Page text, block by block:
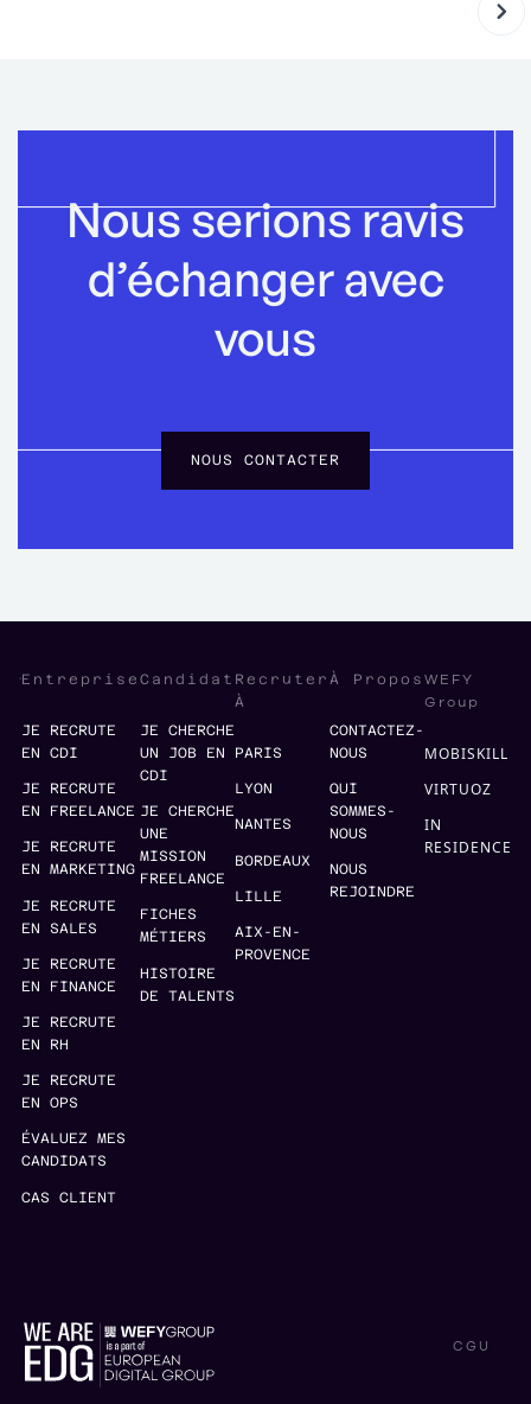
Nous serions ravis
d’échanger avec
vous
NOUS CONTACTER
Entreprise
JE RECRUTE
EN CDI
JE RECRUTE
EN FREELANCE
JE RECRUTE
EN MARKETING
JE RECRUTE
EN SALES
JE RECRUTE
EN FINANCE
JE RECRUTE
EN RH
JE RECRUTE
EN OPS
ÉVALUEZ MES
CANDIDATS
CAS CLIENT
Candidat
JE CHERCHE
UN JOB EN
CDI
JE CHERCHE
UNE
MISSION
FREELANCE
FICHES
MÉTIERS
HISTOIRE
DE TALENTS
Recruter
À
PARIS
LYON
NANTES
BORDEAUX
LILLE
AIX-EN-
PROVENCE
À Propos
CONTACTEZ-
NOUS
QUI
SOMMES-
NOUS
NOUS
REJOINDRE
WEFY
Group
MOBISKILL
VIRTUOZ
IN
RESIDENCE
CGU